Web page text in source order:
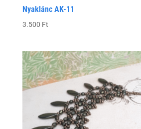
Nyaklánc AK-11
3.500 Ft